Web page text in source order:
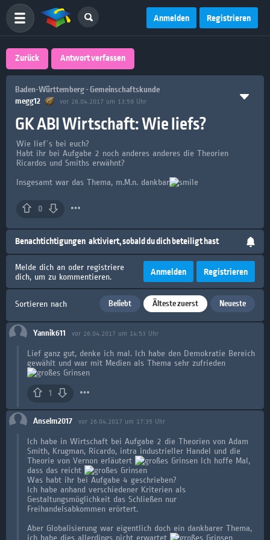
Anmelden Registrieren
Zurück Antwort verfassen
Baden-Württemberg - Gemeinschaftskunde
megg12
vor 26.04.2017 um 13:59 Uhr
GK ABI Wirtschaft: Wie liefs?
Wie lief´s bei euch?
Habt ihr bei Aufgabe 2 noch anderes anderes die Theorien
Ricardos und Smiths erwähnt?
Insgesamt war das Thema, m.M.n. dankbar
0
Benachtichtigungen aktiviert, sobald du dich beteiligt hast
Melde dich an oder registriere
dich, um zu kommentieren.
Anmelden Registrieren
Sortieren nach Beliebt Älteste zuerst Neueste
Yannik611 vor 26.04.2017 um 14:53 Uhr
Lief ganz gut, denke ich mal. Ich habe den Demokratie Bereich
gewählt und war mit Medien als Thema sehr zufrieden
1
Anselm2017 vor 26.04.2017 um 17:35 Uhr
Ich habe in Wirtschaft bei Aufgabe 2 die Theorien von Adam
Smith, Krugman, Ricardo, intra industrieller Handel und die
Theorie von Vernon erläutert
Ich hoffe Mal,
dass das reicht
Was habt ihr bei Aufgabe 4 geschrieben?
Ich habe anhand verschiedener Kriterien als
Gestaltungsmöglichkeit das Schließen nur
Freihandelsabkommen erörtert.
Aber Globalisierung war eigentlich doch ein dankbarer Thema,
ich habe dies allerdings nicht erwartet